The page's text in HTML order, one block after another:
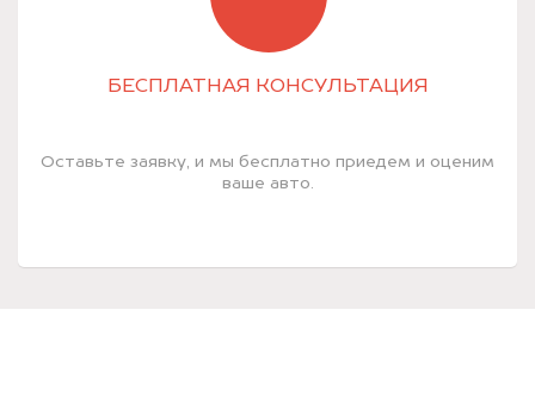
БЕСПЛАТНАЯ КОНСУЛЬТАЦИЯ
Оставьте заявку, и мы бесплатно приедем и оценим
ваше авто.